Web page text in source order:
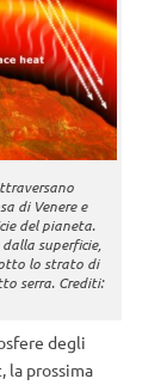
di Venere e
del pianeta.
superficie,
lo strato di
serra. Crediti:
degli
la prossima